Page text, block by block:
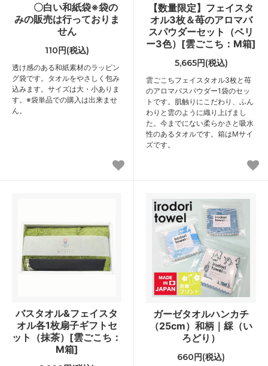
〇白い和紙袋※袋の
みの販売は行っておりま
せん
110円(税込)
透け感のある和紙素材のラッピン
グ袋です。タオルをやさしく包み
込みます。サイズは大・小ありま
す。※袋単品での購入は出来ませ
ん。
【数量限定】フェイスタ
オル3枚＆苺のアロマバ
スパウダーセット（ベリ
ー3色）[雲ごこち：M箱]
5,665円(税込)
雲ごこちフェイスタオル3枚と苺
のアロマバスパウダー1袋のセッ
トです。肌触りにこだわり、ふん
わりと雲のように織り上げまし
た。今までにない柔らかさと吸水
性のあるタオルです。箱はMサイ
ズです。
バスタオル&フェイスタ
オル各1枚扇子ギフトセ
ット（抹茶）[雲ごこち：
M箱]
ガーゼタオルハンカチ
（25cm）和柄｜綵（い
ろどり）
660円(税込)